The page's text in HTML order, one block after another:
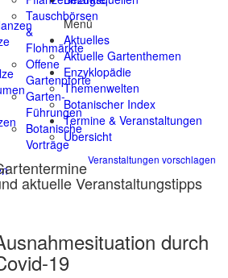
Tauschbörsen
&
Flohmärkte
Offene
Gartenpforte
Garten-
Führungen
Botanische
Vorträge
Veranstaltungen vorschlagen
aktuelle Veranstaltungstipps
durch
19
Menü
Aktuelles
Aktuelle Gartenthemen
Enzyklopädie
Themenwelten
Botanischer Index
Termine & Veranstaltungen
Übersicht